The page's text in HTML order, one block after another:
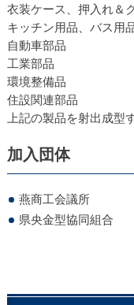
衣装ケース、押入れ＆
キッチン用品、バス用
自動車部品
工業部品
環境整備品
住設関連部品
上記の製品を射出成型
加入団体
燕商工会議所
県央金型協同組合